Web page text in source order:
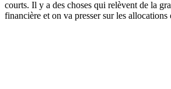
courts. Il y a des choses qui relèvent de la
financière et on va presser sur les allocations